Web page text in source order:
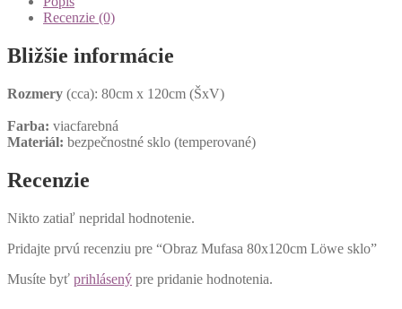
Recenzie (0)
Bližšie informácie
Rozmery (cca): 80cm x 120cm (ŠxV)
Farba: viacfarebná
Materiál: bezpečnostné sklo (temperované)
Recenzie
Nikto zatiaľ nepridal hodnotenie.
Pridajte prvú recenziu pre “Obraz Mufasa 80x120cm Löwe sklo”
Musíte byť prihlásený pre pridanie hodnotenia.